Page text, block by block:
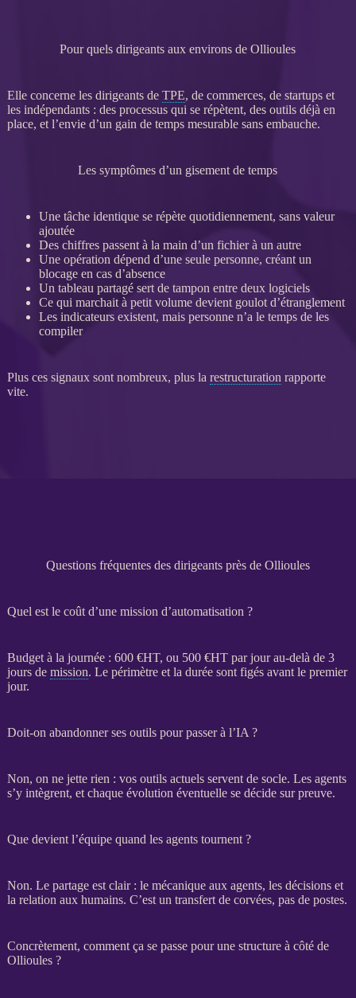
Pour quels dirigeants aux environs de Ollioules
Elle concerne les dirigeants de TPE, de commerces, de startups et
les indépendants : des processusqui se répètent, des outils déjà en
place, et l’envie d’un gain de temps mesurable sans embauche.
Les symptômes d’un gisement de temps
Une tâche identique se répète quotidiennement, sans valeur
ajoutée
Des chiffres passent à la main d’un fichier à un autre
Une opération dépend d’une seule personne, créant un
blocage en cas d’absence
Un tableau partagé sert de tampon entre deux logiciels
Ce qui marchait à petit volume devient goulot d’étranglement
Les indicateursexistent, mais personne n’a le temps de les
compiler
Plus ces signaux sont nombreux, plus la restructuration rapporte
vite.
Questions fréquentes des dirigeants près de Ollioules
Quel est le coût d’une mission d’automatisation ?
Budget à la journée : 600 €HT, ou 500 €HTpar jour au-delà de 3
jours de mission. Le périmètre et la durée sont figés avant le premier
jour.
Doit-on abandonner ses outils pour passer à l’IA ?
Non, on ne jette rien : vos outils actuels servent de socle. Les agents
s’y intègrent, et chaque évolution éventuelle se décide sur preuve.
Que devient l’équipe quand les agents tournent ?
Non. Le partage est clair : le mécanique aux agents, les décisions et
la relation aux humains. C’est un transfertde corvées, pas de postes.
Concrètement, comment ça se passe pour une structure à côté de
Ollioules ?